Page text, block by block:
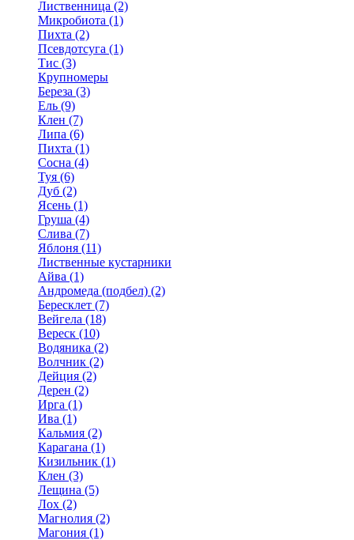
Лиственница (2)
Микробиота (1)
Пихта (2)
Псевдотсуга (1)
Тис (3)
Крупномеры
Береза (3)
Ель (9)
Клен (7)
Липа (6)
Пихта (1)
Сосна (4)
Туя (6)
Дуб (2)
Ясень (1)
Груша (4)
Слива (7)
Яблоня (11)
Лиственные кустарники
Айва (1)
Андромеда (подбел) (2)
Бересклет (7)
Вейгела (18)
Вереск (10)
Водяника (2)
Волчник (2)
Дейция (2)
Дерен (2)
Ирга (1)
Ива (1)
Кальмия (2)
Карагана (1)
Кизильник (1)
Клен (3)
Лещина (5)
Лох (2)
Магнолия (2)
Магония (1)